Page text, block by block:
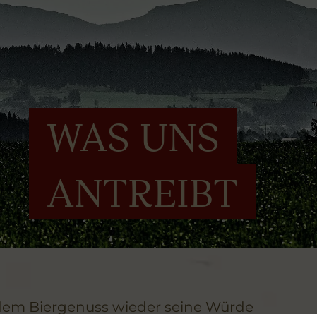
WAS UNS
ANTREIBT
Biergenuss wieder seine Würde